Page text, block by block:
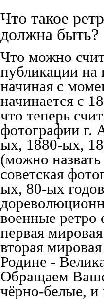
Что такое
должна быть?
Что можно
публикации
начиная c
начинается с
что теперь
фотографии г.
ых, 1880-ых,
(можно
советская
ых, 80-ых
военные ретро
первая
вторая
Родине -
Обращаем
чёрно-белые, и